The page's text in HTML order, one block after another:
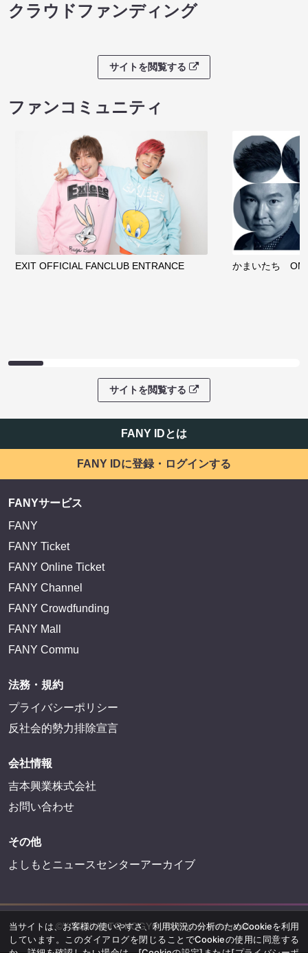
クラウドファンディング
サイトを閲覧する
ファンコミュニティ
EXIT OFFICIAL FANCLUB ENTRANCE かまいたち
サイトを閲覧する
FANY IDとは
FANY IDに登録・ログインする
FANYサービス
FANY
FANY Ticket
FANY Online Ticket
FANY Channel
FANY Crowdfunding
FANY Mall
FANY Commu
法務・規約
プライバシーポリシー
反社会的勢力排除宣言
会社情報
吉本興業株式会社
お問い合わせ
その他
よしもとニュースセンターアーカイブ
©YOSHIMOTO KOGYO, All Rights Reserved.
当サイトは、お客様の使いやすさ、利用状況の分析のためCookieを利用
しています。このダイアログを閉じることでCookieの使用に同意する